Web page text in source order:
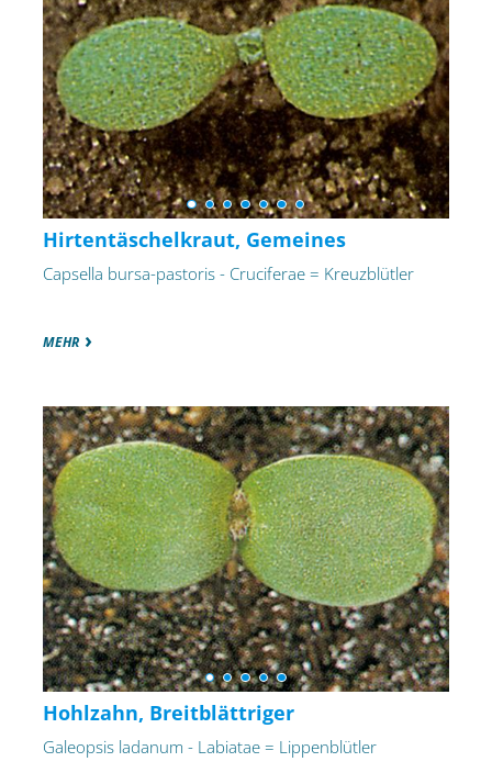
Hirtentäschelkraut, Gemeines
Capsella bursa-pastoris - Cruciferae = Kreuzblütler
MEHR
Hohlzahn, Breitblättriger
Galeopsis ladanum - Labiatae = Lippenblütler